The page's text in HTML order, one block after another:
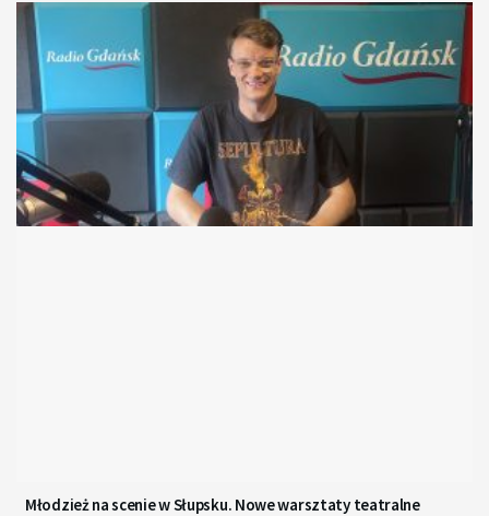
Młodzież na scenie w Słupsku. Nowe warsztaty teatralne